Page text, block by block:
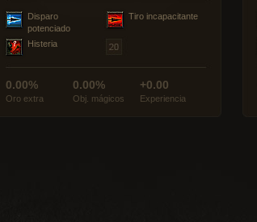
Disparo
potenciado
Tiro incapacitante
Histeria
0.00%
Oro extra
0.00%
Obj. mágicos
+0.00
Experiencia